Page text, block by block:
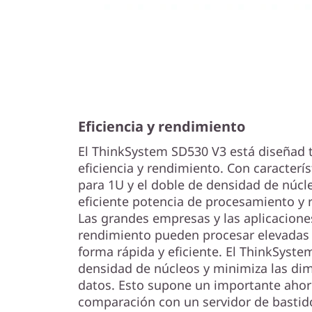
Eficiencia y rendimiento
El ThinkSystem SD530 V3 está
eficiencia y rendimiento. Con
para 1U y el doble de densidad de
eficiente potencia de procesamiento y
Las grandes empresas y las
rendimiento pueden procesar
forma rápida y eficiente. El
densidad de núcleos y minimiza las
datos. Esto supone un importante
comparación con un servidor de